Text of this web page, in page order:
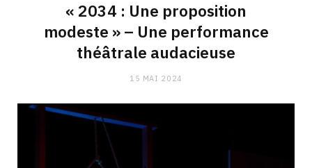
« 2034 : Une proposition
modeste » – Une performance
théâtrale audacieuse
15 MAI 2024